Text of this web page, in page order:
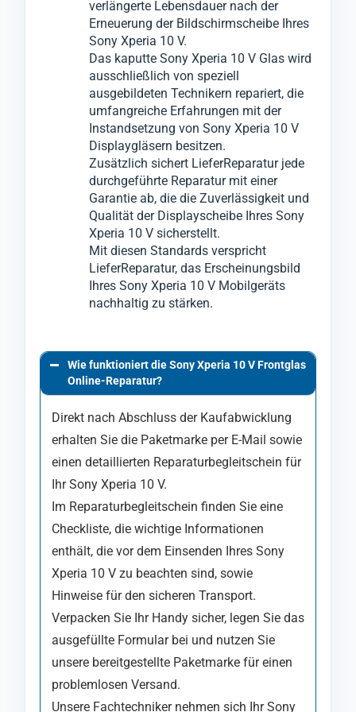
Für den Glas-Austausch wenden wir ein
innovatives Verfahren an, bei dem wir das
zerbrochene Glas vom Sony Xperia 10 V
entfernen können, ohne das darunter
liegende LCD- oder OLED-Display zu
beschädigen.
Anschließend montieren wir in einem
weiteren speziellen Verfahren das neue Glas
an das Display-Modul vom Sony Xperia 10
verlängerte Lebensdauer nach der
Erneuerung der Bildschirmscheibe Ihres
Sony Xperia 10 V.
Das kaputte Sony Xperia 10 V Glas wird
ausschließlich von speziell
ausgebildeten Technikern repariert, die
umfangreiche Erfahrungen mit der
Instandsetzung von Sony Xperia 10 V
Displaygläsern besitzen.
Zusätzlich sichert LieferReparatur jede
durchgeführte Reparatur mit einer
Garantie ab, die die Zuverlässigkeit und
Qualität der Displayscheibe Ihres Sony
Xperia 10 V sicherstellt.
Mit diesen Standards verspricht
LieferReparatur, das Erscheinungsbild
Ihres Sony Xperia 10 V Mobilgeräts
nachhaltig zu stärken.
Wie funktioniert die Sony Xperia 10 V Frontglas
Online-Reparatur?
Direkt nach Abschluss der Kaufabwicklung
erhalten Sie die Paketmarke per E-Mail sowie
einen detaillierten Reparaturbegleitschein für
Ihr Sony Xperia 10 V.
Im Reparaturbegleitschein finden Sie eine
Checkliste, die wichtige Informationen
enthält, die vor dem Einsenden Ihres Sony
Xperia 10 V zu beachten sind, sowie
Hinweise für den sicheren Transport.
Verpacken Sie Ihr Handy sicher, legen Sie das
ausgefüllte Formular bei und nutzen Sie
unsere bereitgestellte Paketmarke für einen
problemlosen Versand.
Unsere Fachtechniker nehmen sich Ihr Sony